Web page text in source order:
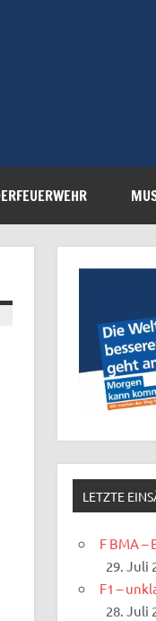
LETZTE
F BMA –
29. Juli
F1 –
28. Juli